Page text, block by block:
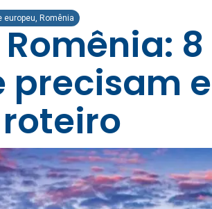
europeu, Romênia